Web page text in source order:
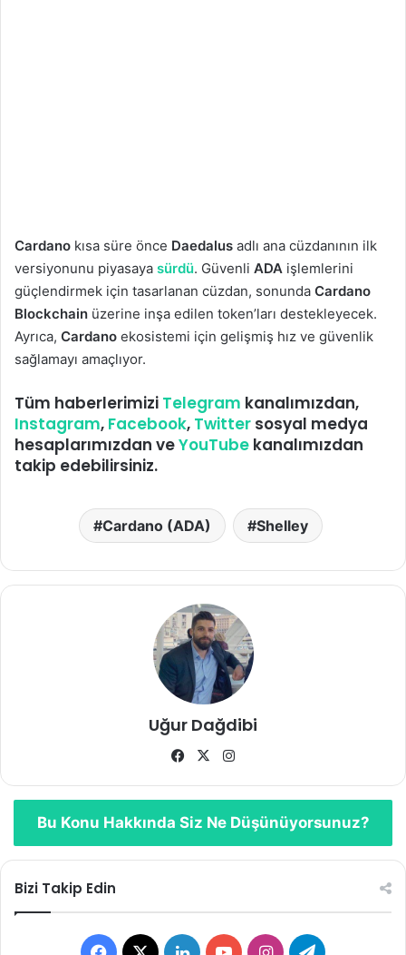
Cardano kısa süre önce Daedalus adlı ana cüzdanının ilk
versiyonunu piyasaya sürdü. Güvenli ADA işlemlerini
güçlendirmek için tasarlanan cüzdan, sonunda Cardano
Blockchain üzerine inşa edilen token’ları destekleyecek.
Ayrıca, Cardano ekosistemi için gelişmiş hız ve güvenlik
sağlamayı amaçlıyor.
Tüm haberlerimizi Telegram kanalımızdan,
Instagram, Facebook, Twitter sosyal medya
hesaplarımızdan veYouTube kanalımızdan
takip edebilirsiniz.
Cardano (ADA) Shelley
Uğur Dağdibi
Facebook
X
Bu Konu Hakkında Siz Ne Düşünüyorsunuz?
Bizi Takip Edin
Facebook
X LinkedInYouTubeInstagramTelegram